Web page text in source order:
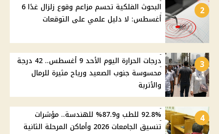
2
البحوث الفلكية تحسم مزاعم وقوع زلزال غدًا 6
أغسطس: لا دليل علمي على التوقعات
3
درجات الحرارة اليوم الأحد 9 أغسطس.. 42 درجة
محسوسة جنوب الصعيد ورياح مثيرة للرمال
والأتربة
4
92.8% للطب و87.9% للهندسة.. مؤشرات
تنسيق الجامعات 2026 وأماكن المرحلة الثانية